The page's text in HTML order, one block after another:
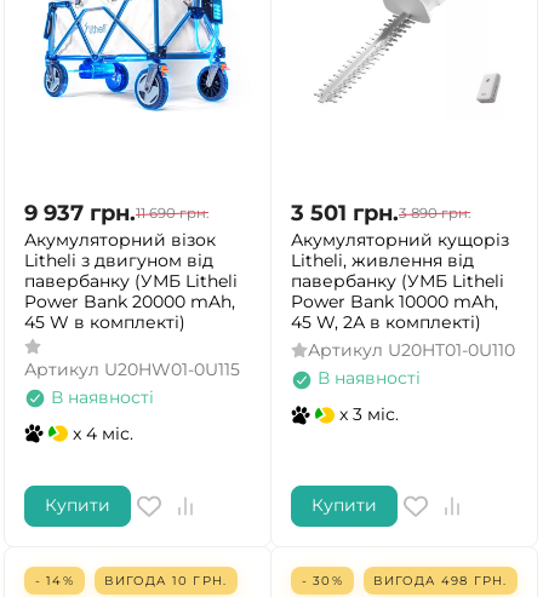
9 937 грн.11 690 грн.
Акумуляторний візок
Litheli з двигуном від
павербанку (УМБ Litheli
Power Bank 20000 mAh,
45 W в комплекті)
Артикул U20HW01-0U115
В наявності
x 4 міс.
Купити
3 501 грн.3 890 грн.
Акумуляторний кущоріз
Litheli, живлення від
павербанку (УМБ Litheli
Power Bank 10000 mAh,
45 W, 2А в комплекті)
Артикул U20HT01-0U110
В наявності
x 3 міс.
Купити
- 14% ВИГОДА 10 ГРН. - 30% ВИГОДА 498 ГРН.